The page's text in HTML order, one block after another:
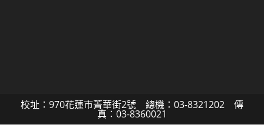
校址：970花蓮市菁華街2號 總機：03-8321202 傳
真：03-8360021